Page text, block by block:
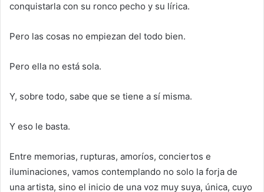
conquistarla con su ronco pecho y su lírica.
Pero las cosas no empiezan del todo bien.
Pero ella no está sola.
Y, sobre todo, sabe que se tiene a sí misma.
Y eso le basta.
Entre memorias, rupturas, amoríos, conciertos e
iluminaciones, vamos contemplando no solo la forja de
una artista, sino el inicio de una voz muy suya, única, cuyo